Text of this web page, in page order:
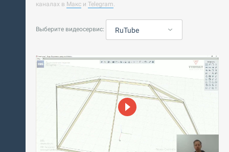
каналах в Макс и Telegram.
Выберите видеосервис: RuTube